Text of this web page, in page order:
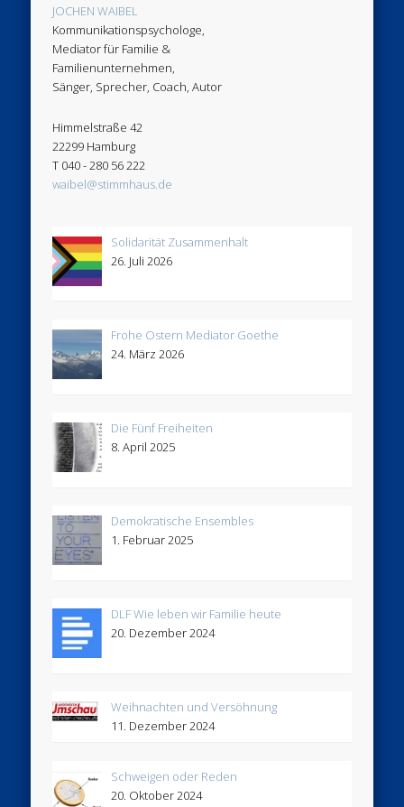
JOCHEN WAIBEL
Kommunikationspsychologe,
Mediator für Familie &
Familienunternehmen,
Sänger, Sprecher, Coach, Autor
Himmelstraße 42
22299 Hamburg
T 040 - 280 56 222
waibel@stimmhaus.de
Solidarität Zusammenhalt
26. Juli 2026
Frohe Ostern Mediator Goethe
24. März 2026
Die Fünf Freiheiten
8. April 2025
Demokratische Ensembles
1. Februar 2025
DLF Wie leben wir Familie heute
20. Dezember 2024
Weihnachten und Versöhnung
11. Dezember 2024
Schweigen oder Reden
20. Oktober 2024